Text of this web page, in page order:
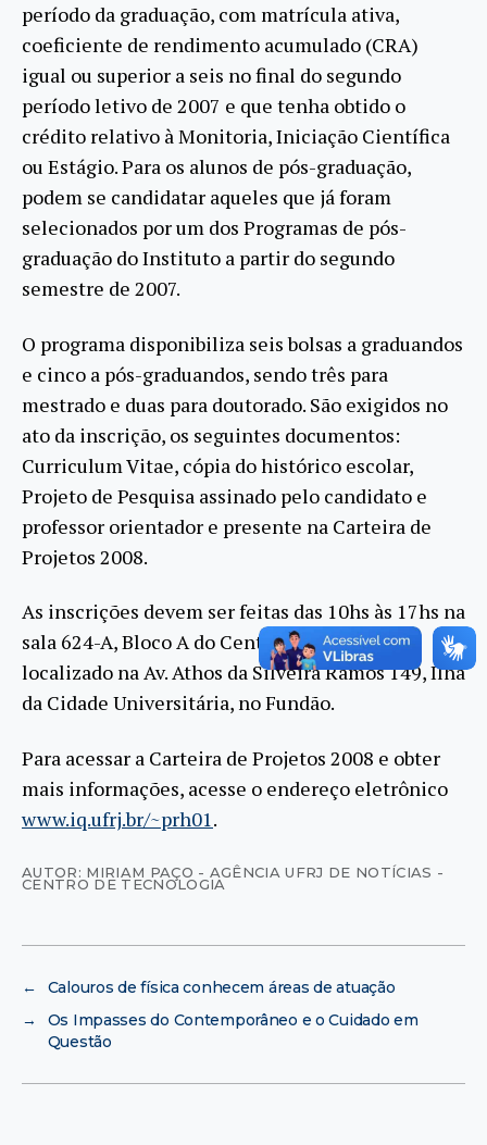
período da graduação, com matrícula ativa,
coeficiente de rendimento acumulado (CRA)
igual ou superior a seis no final do segundo
período letivo de 2007 e que tenha obtido o
crédito relativo à Monitoria, Iniciação Científica
ou Estágio. Para os alunos de pós-graduação,
podem se candidatar aqueles que já foram
selecionados por um dos Programas de pós-
graduação do Instituto a partir do segundo
semestre de 2007.
O programa disponibiliza seis bolsas a graduandos
e cinco a pós-graduandos, sendo três para
mestrado e duas para doutorado. São exigidos no
ato da inscrição, os seguintes documentos:
Curriculum Vitae, cópia do histórico escolar,
Projeto de Pesquisa assinado pelo candidato e
professor orientador e presente na Carteira de
Projetos 2008.
As inscrições devem ser feitas das 10hs às 17hs na
sala 624-A, Bloco A do Centro de Tecnologia
localizado na Av. Athos da Silveira Ramos 149, Ilha
da Cidade Universitária, no Fundão.
Para acessar a Carteira de Projetos 2008 e obter
mais informações, acesse o endereço eletrônico
www.iq.ufrj.br/~prh01 .
AUTOR: MIRIAM PAÇO - AGÊNCIA UFRJ DE NOTÍCIAS -
CENTRO DE TECNOLOGIA
←
Calouros de física conhecem áreas de atuação
→
Os Impasses do Contemporâneo e o Cuidado em
Questão